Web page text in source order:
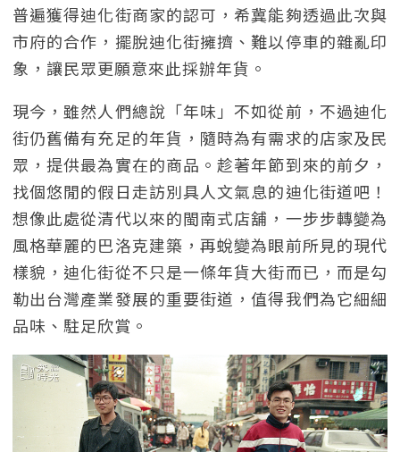
普遍獲得迪化街商家的認可，希冀能夠透過此次與
市府的合作，擺脫迪化街擁擠、難以停車的雜亂印
象，讓民眾更願意來此採辦年貨。
現今，雖然人們總說「年味」不如從前，不過迪化
街仍舊備有充足的年貨，隨時為有需求的店家及民
眾，提供最為實在的商品。趁著年節到來的前夕，
找個悠閒的假日走訪別具人文氣息的迪化街道吧！
想像此處從清代以來的閩南式店舖，一步步轉變為
風格華麗的巴洛克建築，再蛻變為眼前所見的現代
樣貌，迪化街從不只是一條年貨大街而已，而是勾
勒出台灣產業發展的重要街道，值得我們為它細細
品味、駐足欣賞。